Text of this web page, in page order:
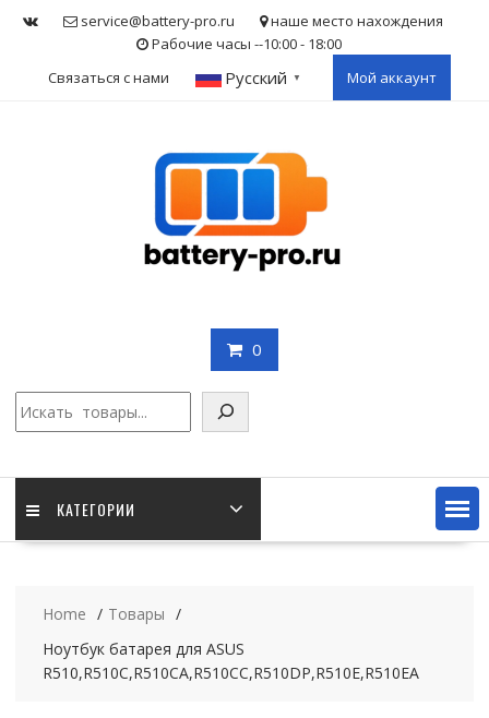
service@battery-pro.ru
наше место нахождения
Рабочие часы --10:00 - 18:00
Связаться с нами
Русский ▼ Мой аккаунт
0
КАТЕГОРИИ
Home
Товары
Ноутбук батарея для ASUS
R510,R510C,R510CA,R510CC,R510DP,R510E,R510EA